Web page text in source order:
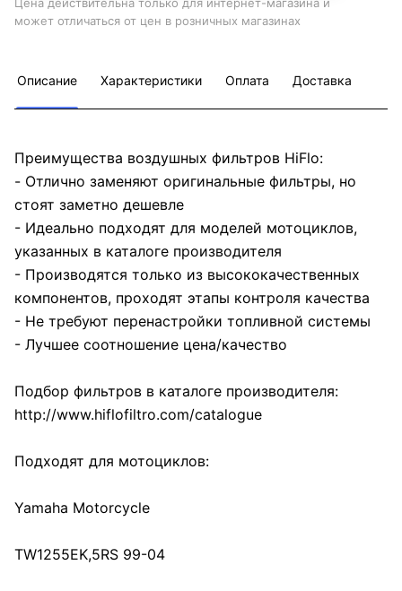
Цена действительна только для интернет-магазина и
может отличаться от цен в розничных магазинах
Описание Характеристики Оплата Доставка
Преимущества воздушных фильтров HiFlo:
- Отлично заменяют оригинальные фильтры, но
стоят заметно дешевле
- Идеально подходят для моделей мотоциклов,
указанных в каталоге производителя
- Производятся только из высококачественных
компонентов, проходят этапы контроля качества
- Не требуют перенастройки топливной системы
- Лучшее соотношение цена/качество
Подбор фильтров в каталоге производителя:
http://www.hiflofiltro.com/catalogue
Подходят для мотоциклов:
Yamaha Motorcycle
TW1255EK,5RS 99-04